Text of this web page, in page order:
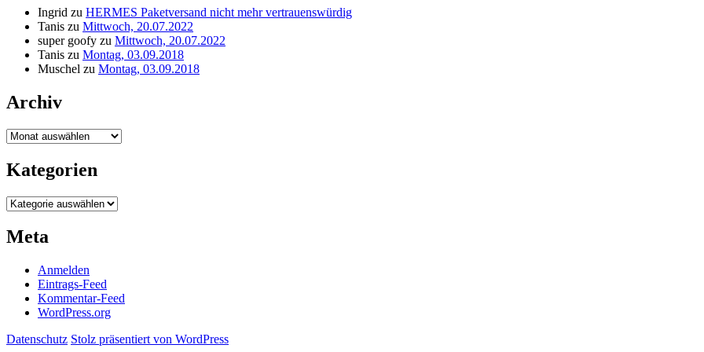
Ingrid zu HERMES Paketversand nicht mehr vertrauenswürdig
Tanis zu Mittwoch, 20.07.2022
super goofy zu Mittwoch, 20.07.2022
Tanis zu Montag, 03.09.2018
Muschel zu Montag, 03.09.2018
Archiv
Archiv
Kategorien
Kategorien
Meta
Anmelden
Eintrags-Feed
Kommentar-Feed
WordPress.org
Datenschutz Stolz präsentiert von WordPress